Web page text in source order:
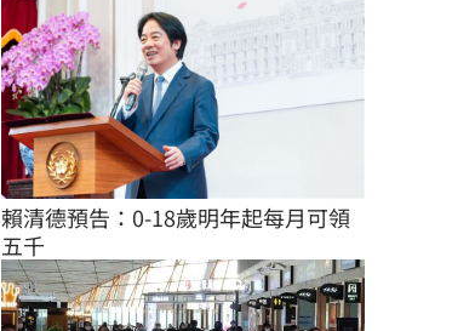
賴清德預告：0-18歲明年起每月可領
五千